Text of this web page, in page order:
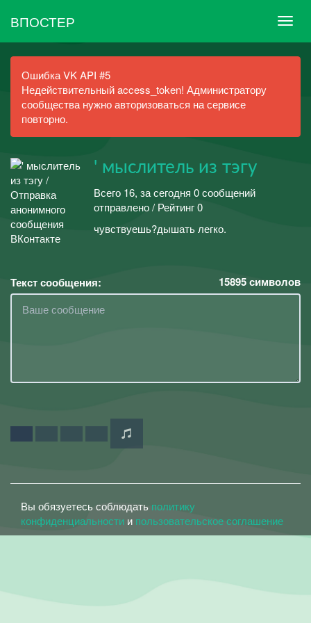
ВПОСТЕР
Ошибка VK API #5
Недействительный access_token! Администратору
сообщества нужно авторизоваться на сервисе
повторно.
' мыслитель из тэгу
Всего 16, за сегодня 0 сообщений
отправлено / Рейтинг 0
чувствуешь?дышать легко.
Текст сообщения: 15895символов
Вы обязуетесь соблюдать политику
конфиденциальности и пользовательское соглашение